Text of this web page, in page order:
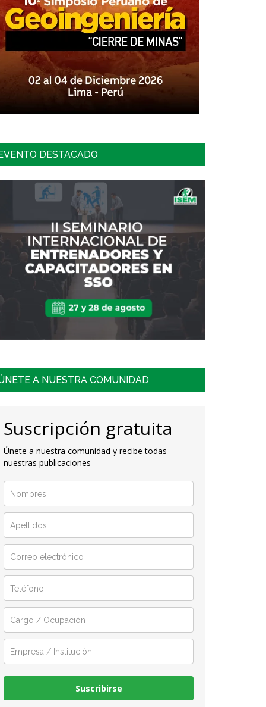
DESTACADO
A NUESTRA COMUNIDAD
Suscripción gratuita
Únete a nuestra comunidad y recibe todas
nuestras publicaciones
Suscribirse